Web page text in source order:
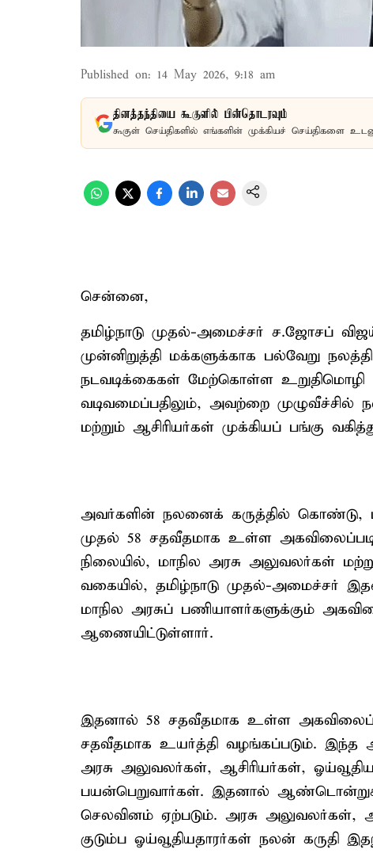
Published on: 14 May 2026, 9:18 am
தினத்தந்தியை கூகுளில் பின்தொடரவும்
கூகுள் செய்திகளில் எங்களின் முக்கியச் செய்திகளை
சென்னை,
தமிழ்நாடு முதல்-அமைச்சர் ச.ஜோசப்
முன்னிறுத்தி மக்களுக்காக பல்வேறு
நடவடிக்கைகள் மேற்கொள்ள உறுதிமொழி
வடிவமைப்பதிலும், அவற்றை முழுவீச்சில்
மற்றும் ஆசிரியர்கள் முக்கியப் பங்கு
அவர்களின் நலனைக் கருத்தில் கொண்டு,
முதல் 58 சதவீதமாக உள்ள
நிலையில், மாநில அரசு அலுவலர்கள்
வகையில், தமிழ்நாடு முதல்-அமைச்சர்
மாநில அரசுப் பணியாளர்களுக்கும்
ஆணையிட்டுள்ளார்.
இதனால் 58 சதவீதமாக உள்ள
சதவீதமாக உயர்த்தி வழங்கப்படும். இந்த
அரசு அலுவலர்கள், ஆசிரியர்கள்,
பயன்பெறுவார்கள். இதனால் ஆண்டொன்றுக்கு
செலவினம் ஏற்படும். அரசு அலுவலர்கள்,
குடும்ப ஓய்வூதியதாரர்கள் நலன் கருதி